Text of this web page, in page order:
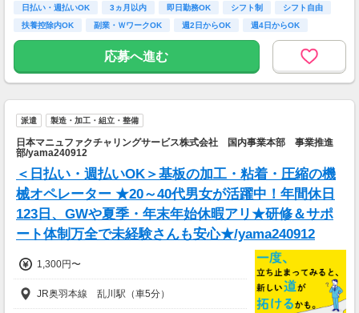
合あり（応相談）
■未経験の方（有資格）：時給1200円～
■経験者（無資格）：時給1250円～
■介護福祉士：時給1450円
日払い・週払いOK 3ヵ月以内 即日勤務OK シフト制
シフト自由
扶養控除内OK
副業・ＷワークOK 週2日からOK 週4日からOK
応募へ進む
派遣 製造・加工・組立・整備
日本マニュファクチャリングサービス株式会社 国内事業本部 事業推進
部/yama240912
＜日払い・週払いOK＞基板の加工・粘着・圧縮の機
械オペレーター ★20～40代男女が活躍中！年間休日
123日、GWや夏季・年末年始休暇アリ★研修＆サポ
ート体制万全で未経験さんも安心★/yama240912
1,300円〜
JR奥羽本線 乱川駅（車5分）